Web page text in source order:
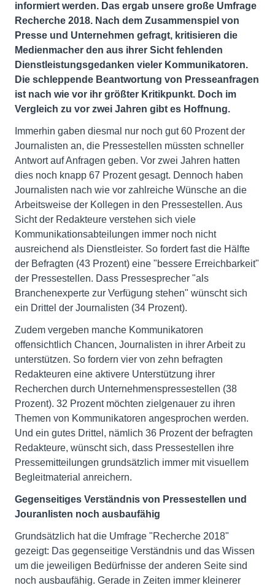
informiert werden. Das ergab unsere große Umfrage
Recherche 2018. Nach dem Zusammenspiel von
Presse und Unternehmen gefragt, kritisieren die
Medienmacher den aus ihrer Sicht fehlenden
Dienstleistungsgedanken vieler Kommunikatoren.
Die schleppende Beantwortung von Presseanfragen
ist nach wie vor ihr größter Kritikpunkt. Doch im
Vergleich zu vor zwei Jahren gibt es Hoffnung.
Immerhin gaben diesmal nur noch gut 60 Prozent der
Journalisten an, die Pressestellen müssten schneller
Antwort auf Anfragen geben. Vor zwei Jahren hatten
dies noch knapp 67 Prozent gesagt. Dennoch haben
Journalisten nach wie vor zahlreiche Wünsche an die
Arbeitsweise der Kollegen in den Pressestellen. Aus
Sicht der Redakteure verstehen sich viele
Kommunikationsabteilungen immer noch nicht
ausreichend als Dienstleister. So fordert fast die Hälfte
der Befragten (43 Prozent) eine "bessere Erreichbarkeit"
der Pressestellen. Dass Pressesprecher "als
Branchenexperte zur Verfügung stehen" wünscht sich
ein Drittel der Journalisten (34 Prozent).
Zudem vergeben manche Kommunikatoren
offensichtlich Chancen, Journalisten in ihrer Arbeit zu
unterstützen. So fordern vier von zehn befragten
Redakteuren eine aktivere Unterstützung ihrer
Recherchen durch Unternehmenspressestellen (38
Prozent). 32 Prozent möchten zielgenauer zu ihren
Themen von Kommunikatoren angesprochen werden.
Und ein gutes Drittel, nämlich 36 Prozent der befragten
Redakteure, wünscht sich, dass Pressestellen ihre
Pressemitteilungen grundsätzlich immer mit visuellem
Begleitmaterial anreichern.
Gegenseitiges Verständnis von Pressestellen und
Jouranlisten noch ausbaufähig
Grundsätzlich hat die Umfrage "Recherche 2018"
gezeigt: Das gegenseitige Verständnis und das Wissen
um die jeweiligen Bedürfnisse der anderen Seite sind
noch ausbaufähig. Gerade in Zeiten immer kleinerer